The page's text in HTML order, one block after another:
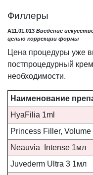
Филлеры
A11.01.013 Введение
целью коррекции формы
Цена процедуры уже
постпроцедурный
необходимости.
Наименование
HyaFilia 1ml
Princess Filler,
Neauvia Intense 1мл
Juvederm Ultra 3 1мл